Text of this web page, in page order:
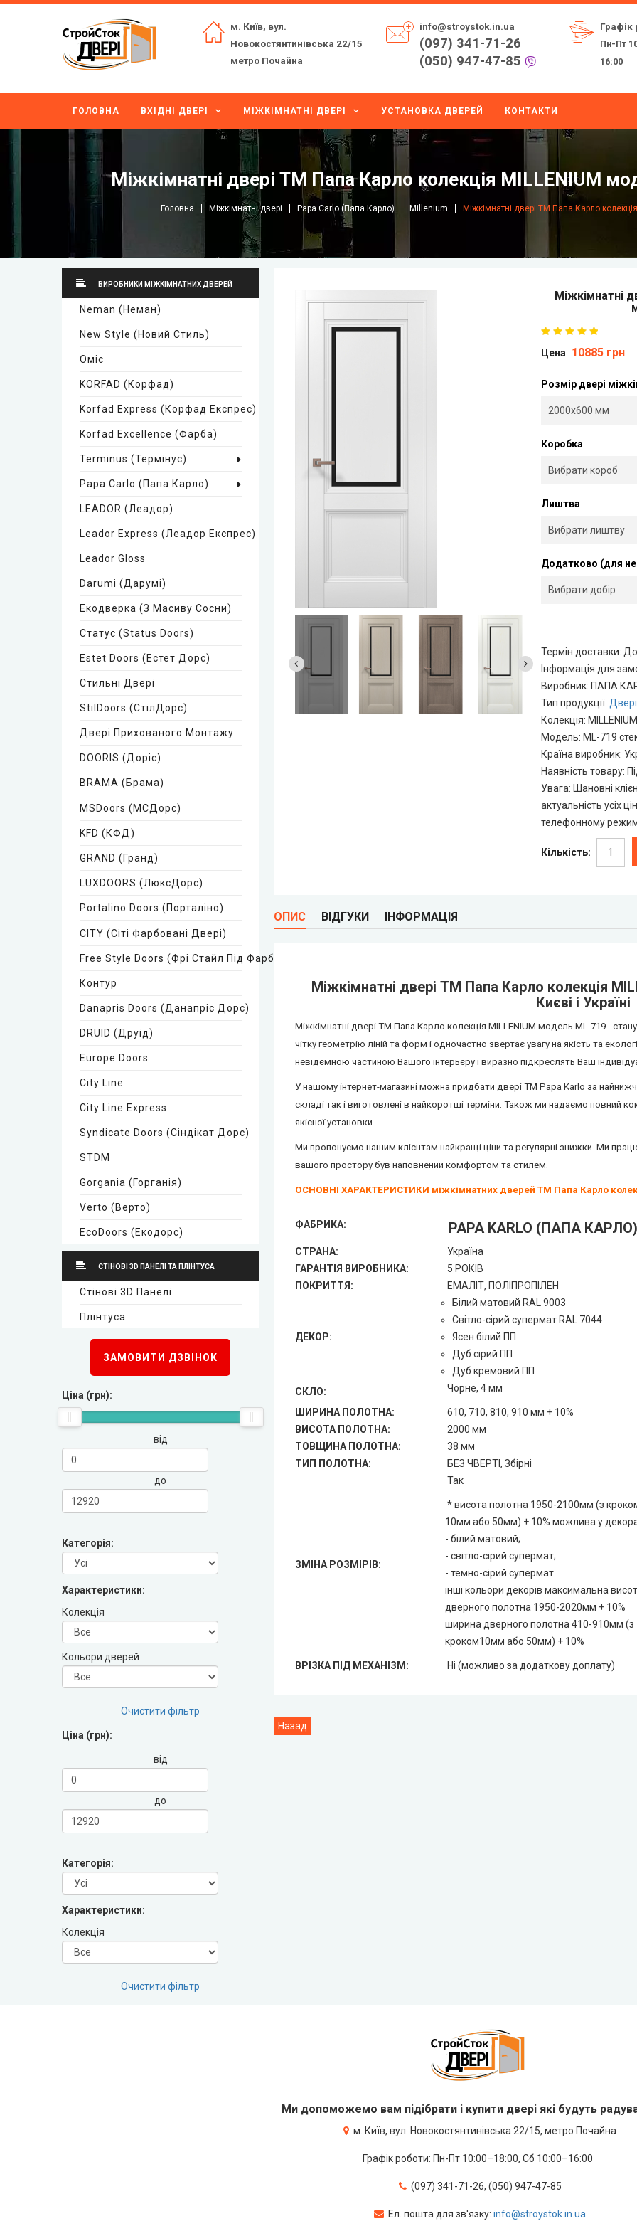
м. Київ, вул.
Новокостянтинівська 22/15
метро Почайна
info@stroystok.in.ua
(097) 341-71-26
(050) 947-47-85
Графік
Пн-Пт
16:00
ГОЛОВНА ВХІДНІ ДВЕРІ МІЖКІМНАТНІ ДВЕРІ УСТАНОВКА ДВЕРЕЙ КОНТАКТИ
Міжкімнатні двері ТМ Папа Карло колекція MILLENIUM
Головна Міжкімнатні двері Papa Carlo (Папа Карло) Millenium Міжкімнатні двері ТМ Папа Карло
ВИРОБНИКИ МІЖКІМНАТНИХ ДВЕРЕЙ
Neman (Неман)
New Style (Новий Стиль)
Оміс
KORFAD (Корфад)
Korfad Express (Корфад Експрес)
Korfad Excellence (фарба)
Terminus (Термінус)
Papa Carlo (Папа Карло)
LEADOR (Леадор)
Leador Express (Леадор Експрес)
Leador Gloss
Darumi (Дарумі)
Екодверка (з Масиву Сосни)
Статус (Status Doors)
Estet Doors (Естет Дорс)
Стильні Двері
StilDoors (СтілДорс)
Двері Прихованого Монтажу
DOORIS (Доріс)
BRAMA (Брама)
MSDoors (МСДорс)
KFD (КФД)
GRAND (Гранд)
LUXDOORS (ЛюксДорс)
Portalino Doors (Порталіно)
CITY (Сіті Фарбовані Двері)
Free Style Doors (Фрі Стайл Під Фарбування)
Контур
Danapris Doors (Данапріс Дорс)
DRUID (Друід)
Europe Doors
City Line
City Line Express
Syndicate Doors (Сіндікат Дорс)
STDM
Gorgania (Горганія)
Verto (Верто)
EcoDoors (Екодорс)
Neman (Неман)
New Style (Новий Стиль)
KORFAD (Корфад)
Korfad Express (Корфад Експрес)
Korfad Excellence (фарба)
Terminus (Термінус)
LEADOR (Леадор)
Leador Express (Леадор Експрес)
Leador Gloss
Darumi (Дарумі)
Екодверка (з масиву сосни)
Статус (Status Doors)
Estet Doors (Естет Дорс)
Стильні Двері
Двері прихованого монтажу
DOORIS (Доріс)
BRAMA (Брама)
СТІНОВІ 3D ПАНЕЛІ ТА ПЛІНТУСА
Стінові 3D Панелі
Плінтуса
ЗАМОВИТИ ДЗВІНОК
Ціна (грн):
від
до
Категорія:
Характеристики:
Колекція
Кольори дверей
Очистити фільтр
Ціна (грн):
від
до
Категорія:
Характеристики:
Колекція
Очистити фільтр
Міжкімнатні
Цена 10885 грн
Розмір двері
Коробка
Лиштва
Додатково (для
Термін доставки:
Інформація для
Виробник: ПАПА
Тип продукції:
Колекція: MILLENIUM
Модель: ML-719
Країна виробник:
Наявність товару:
Увага: Шановні
актуальність усіх
телефонному
Кількість:
ОПИС ВІДГУКИ ІНФОРМАЦІЯ
Міжкімнатні двері ТМ Папа Карло колекція
Києві і Україні
Міжкімнатні двері ТМ Папа Карло колекція MILLENIUM модель ML-719 -
чітку геометрію ліній та форм і одночастно звертає увагу на якість та
невідємною частиною Вашого інтерьєру і виразно підкреслять Ваш
У нашому інтернет-магазині можна придбати двері ТМ Papa Karlo за
складі так і виготовлені в найкоротші терміни. Також ми надаємо повний
якісної установки.
Ми пропонуємо нашим клієнтам найкращі ціни та регулярні знижки. Ми
вашого простору був наповнений комфортом та стилем.
ОСНОВНІ ХАРАКТЕРИСТИКИ міжкімнатних дверей ТМ Папа Карло
ФАБРИКА: PAPA KARLO (ПАПА КАРЛО)
СТРАНА:
Україна
ГАРАНТІЯ ВИРОБНИКА:
5 РОКІВ
ПОКРИТТЯ:
ЕМАЛІТ, ПОЛІПРОПІЛЕН
ДЕКОР:
Білий матовий RAL 9003
Світло-сірий супермат RAL 7044
Ясен білий ПП
Дуб сірий ПП
Дуб кремовий ПП
СКЛО:
Чорне, 4 мм
ШИРИНА ПОЛОТНА:
610, 710, 810, 910 мм + 10%
ВИСОТА ПОЛОТНА:
2000 мм
ТОВЩИНА ПОЛОТНА:
38 мм
ТИП ПОЛОТНА:
БЕЗ ЧВЕРТІ, Збірні
ЗМІНА РОЗМІРІВ:
Так
* висота полотна 1950-2100мм (з
10мм або 50мм) + 10% можлива у
- білий матовий;
- світло-сірий супермат;
- темно-сірий супермат
інші кольори декорів максимальна
дверного полотна 1950-2020мм + 10%
ширина дверного полотна 410-910мм (з
кроком10мм або 50мм) + 10%
ВРІЗКА ПІД МЕХАНІЗМ: Ні (можливо за додаткову доплату)
Ми допоможемо вам підібрати і купити двері які будуть
м. Київ, вул. Новокостянтинівська 22/15, метро Почайна
Графік роботи: Пн-Пт 10:00–18:00, Сб 10:00–16:00
(097) 341-71-26, (050) 947-47-85
Ел. пошта для зв'язку: info@stroystok.in.ua